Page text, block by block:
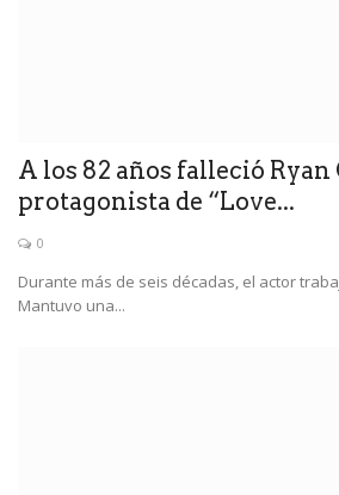
A los 82 años falleció Ryan
protagonista de “Love...
0
Durante más de seis décadas, el actor
Mantuvo una...